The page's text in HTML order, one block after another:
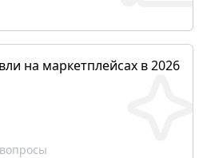
на маркетплейсах в 2026